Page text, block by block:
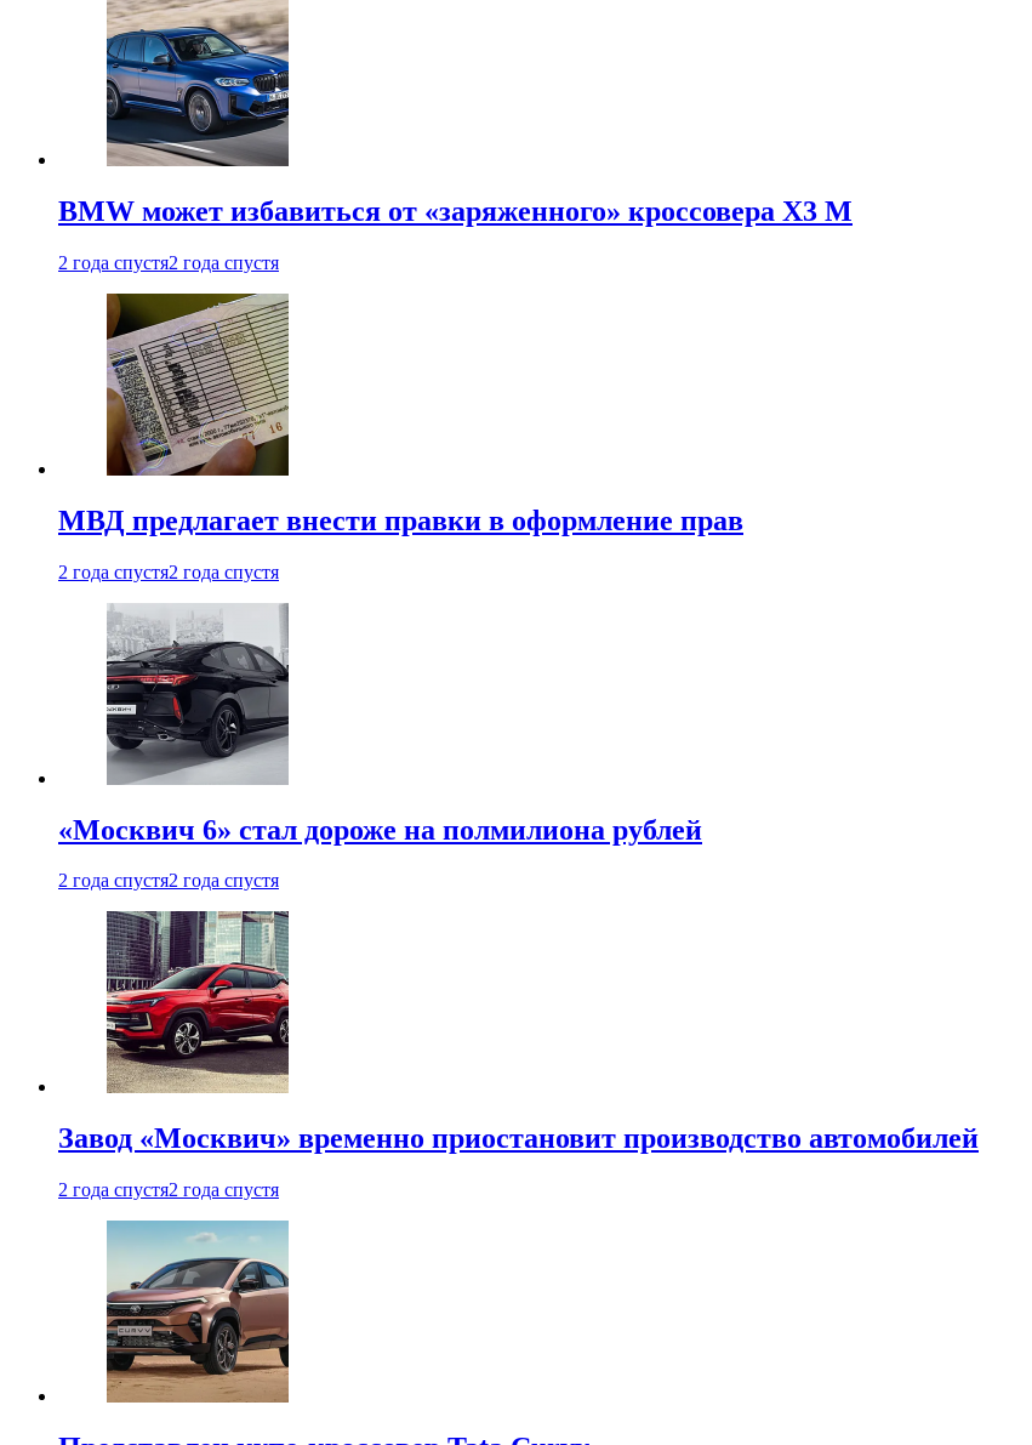
BMW может избавиться от «заряженного» кроссовера X3 M
2 года спустя2 года спустя
МВД предлагает внести правки в оформление прав
2 года спустя2 года спустя
«Москвич 6» стал дороже на полмилиона рублей
2 года спустя2 года спустя
Завод «Москвич» временно приостановит производство автомобилей
2 года спустя2 года спустя